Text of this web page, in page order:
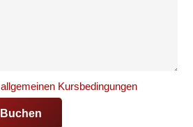
allgemeinen Kursbedingungen